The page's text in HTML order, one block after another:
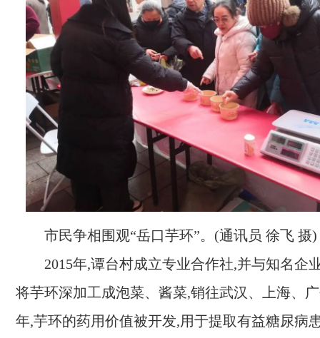
市民争相围观“岳口芋环”。(通讯员 徐飞 摄)
2015年,谭台村成立专业合作社,并与知名企
将芋环深加工成泡菜、酱菜,销往武汉、上海、
年,芋环的药用价值被开发,用于提取有益糖尿病